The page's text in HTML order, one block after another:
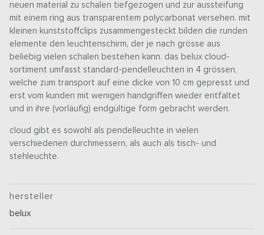
neuen material zu schalen tiefgezogen und zur aussteifung
mit einem ring aus transparentem polycarbonat versehen. mit
kleinen kunststoffclips zusammengesteckt bilden die runden
elemente den leuchtenschirm, der je nach grösse aus
beliebig vielen schalen bestehen kann. das belux cloud-
sortiment umfasst standard-pendelleuchten in 4 grössen,
welche zum transport auf eine dicke von 10 cm gepresst und
erst vom kunden mit wenigen handgriffen wieder entfaltet
und in ihre (vorläufig) endgültige form gebracht werden.
cloud gibt es sowohl als pendelleuchte in vielen
verschiedenen durchmessern, als auch als tisch- und
stehleuchte.
hersteller
belux